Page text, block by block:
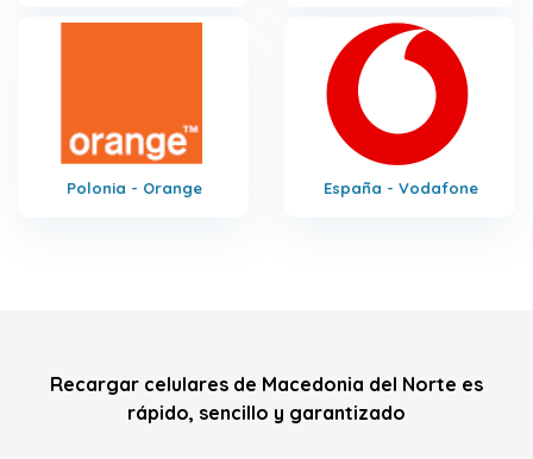
Polonia - Orange España - Vodafone
Recargar celulares de Macedonia del Norte es
rápido, sencillo y garantizado